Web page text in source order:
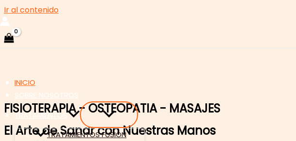
Ir al contenido
INICIO
SOBRE NOSOTROS
TRATAMIENTOS
TRATAMIENTOS FUSIÓN
FISIOTERAPIA - OSTEOPATIA - MASAJES
El Arte de Sanar con Nuestras Manos